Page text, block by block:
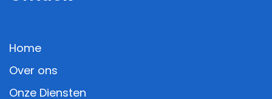
Home
Over ons
Onze Diensten